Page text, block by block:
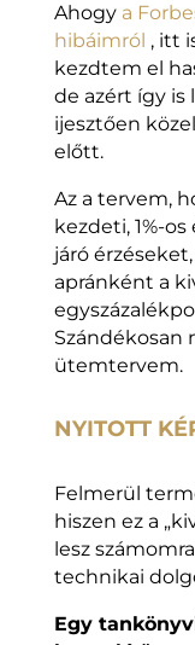
Ahogy a
hibáimról , itt
kezdtem el
de azért így is
ijesztően
előtt.
Az a tervem,
kezdeti, 1%-
járó
apránként a
Szándékosan
ütemtervem.
NYITOTT
Felmerül
hiszen ez a
lesz
technikai
Egy